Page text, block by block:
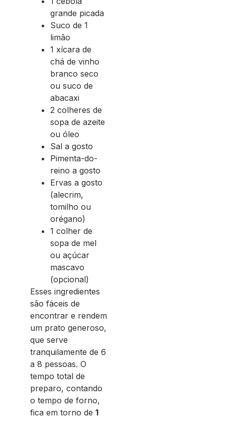
grande picada
Suco de 1
limão
1 xícara de
chá de vinho
branco seco
ou suco de
abacaxi
2 colheres de
sopa de azeite
ou óleo
Sal a gosto
Pimenta-do-
reino a gosto
Ervas a gosto
(alecrim,
tomilho ou
orégano)
1 colher de
sopa de mel
ou açúcar
mascavo
(opcional)
Esses ingredientes
são fáceis de
encontrar e rendem
um prato generoso,
que serve
tranquilamente de 6
a 8 pessoas. O
tempo total de
preparo, contando
o tempo de forno,
fica em torno de 1